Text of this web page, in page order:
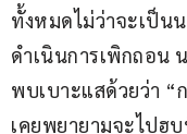
ทั้งหมดไม่ว่าจะเป็น
ดำเนินการเพิกถอน
พบเบาะแสด้วยว่า “
เคยพยายามจะไป